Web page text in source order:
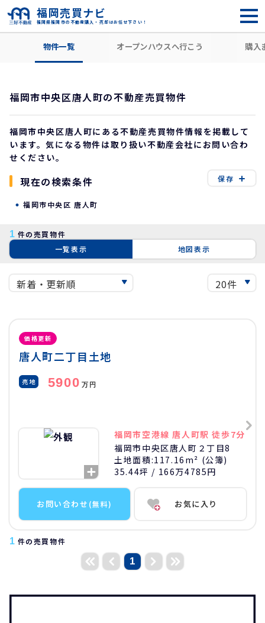
福岡県福岡市の不動産購入・売却はお任せ下さい！
福岡売買ナビ
住所から探す 福岡市中央区
物件一覧 オープンハウスへ行こう 購入
福岡市中央区唐人町の不動産売買物件
福岡市中央区唐人町にある不動産売買物件情報を掲載して
います。気になる物件は取り扱い不動産会社にお問い合わ
せください。
1 件の売買物件
一覧表示
地図表示
価格更新
唐人町二丁目土地
売地 5900 万円
福岡市空港線 唐人町駅 徒歩7分
福岡市中央区唐人町２丁目8
土地面積:117.16m² (公簿)
35.44坪 / 166万4785円
お問い合わせ (無料) お気に入り
1 件の売買物件
1
現在の検索条件
福岡市中央区 唐人町
保存